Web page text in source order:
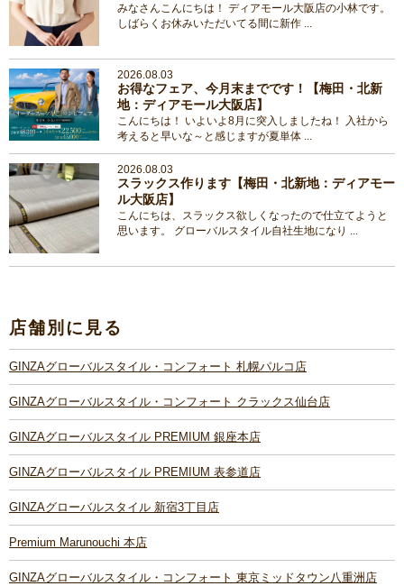
みなさんこんにちは！ ディアモール大阪店の小林です。
しばらくお休みいただいてる間に新作 ...
2026.08.03
お得なフェア、今月末までです！【梅田・北新
地：ディアモール大阪店】
こんにちは！ いよいよ8月に突入しましたね！ 入社から
考えると早いな～と感じますが夏単体 ...
2026.08.03
スラックス作ります【梅田・北新地：ディアモー
ル大阪店】
こんにちは、スラックス欲しくなったので仕立てようと
思います。 グローバルスタイル自社生地になり ...
店舗別に見る
GINZAグローバルスタイル・コンフォート 札幌パルコ店
GINZAグローバルスタイル・コンフォート クラックス仙台店
GINZAグローバルスタイル PREMIUM 銀座本店
GINZAグローバルスタイル PREMIUM 表参道店
GINZAグローバルスタイル 新宿3丁目店
Premium Marunouchi 本店
GINZAグローバルスタイル・コンフォート 東京ミッドタウン八重洲店